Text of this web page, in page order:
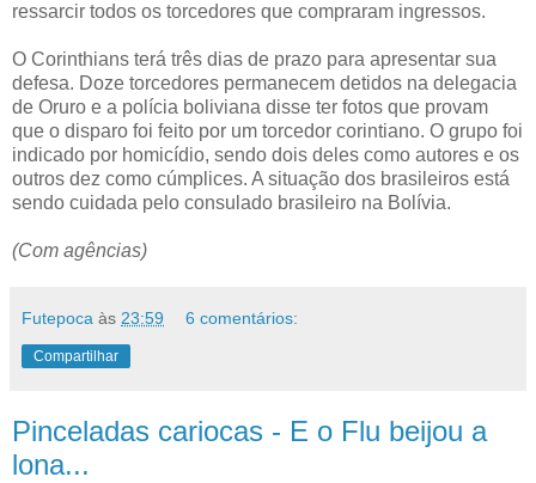
ressarcir todos os torcedores que compraram ingressos.
O Corinthians terá três dias de prazo para apresentar sua
defesa. Doze torcedores permanecem detidos na delegacia
de Oruro e a polícia boliviana disse ter fotos que provam
que o disparo foi feito por um torcedor corintiano. O grupo foi
indicado por homicídio, sendo dois deles como autores e os
outros dez como cúmplices. A situação dos brasileiros está
sendo cuidada pelo consulado brasileiro na Bolívia.
(Com agências)
Futepoca às 23:59 6 comentários:
Compartilhar
Pinceladas cariocas - E o Flu beijou a
lona...